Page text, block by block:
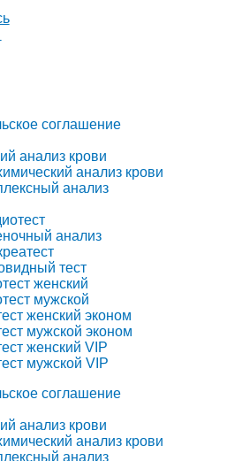
соглашение
анализ крови
анализ крови
анализ
анализ
тест
женский
мужской
женский эконом
мужской эконом
женский VIP
мужской VIP
соглашение
анализ крови
анализ крови
анализ